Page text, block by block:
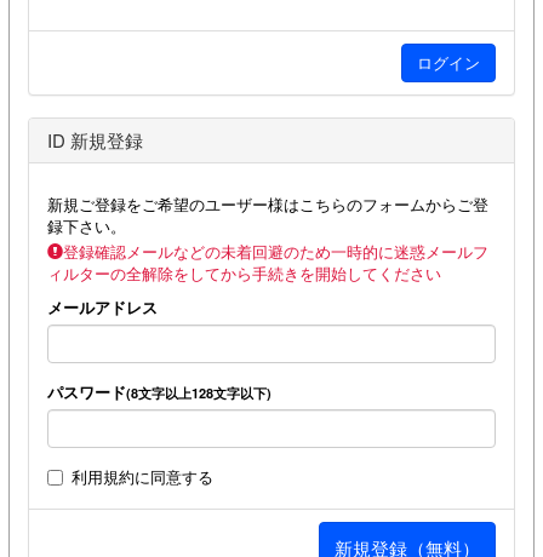
ID 新規登録
新規ご登録をご希望のユーザー様はこちらのフォームからご登
録下さい。
登録確認メールなどの未着回避のため一時的に迷惑メールフ
ィルターの全解除をしてから手続きを開始してください
メールアドレス
パスワード(8文字以上128文字以下)
利用規約に同意する